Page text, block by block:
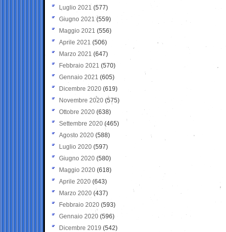
Luglio 2021 (577)
Giugno 2021(559)
Maggio 2021 (556)
Aprile 2021 (506)
Marzo 2021 (647)
Febbraio 2021 (570)
Gennaio 2021 (605)
Dicembre 2020 (619)
Novembre 2020 (575)
Ottobre 2020 (638)
Settembre 2020(465)
Agosto 2020 (588)
Luglio 2020 (597)
Giugno 2020 (580)
Maggio 2020 (618)
Aprile 2020 (643)
Marzo 2020 (437)
Febbraio 2020 (593)
Gennaio 2020 (596)
Dicembre 2019 (542)